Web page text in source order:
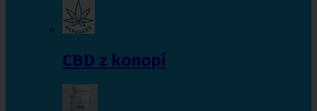
CBD z konopí